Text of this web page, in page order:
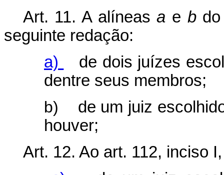
Art. 11. A alíneasa e bdo
seguinte redação:
a)
de dois juízes
dentre seus membros;
b) de um juiz
houver;
Art. 12. Ao art. 112, inciso